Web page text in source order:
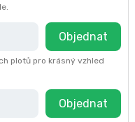
Objednat
plotů pro krásný vzhled
Objednat